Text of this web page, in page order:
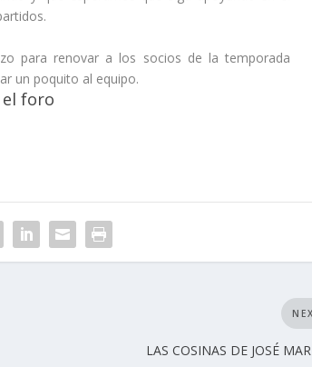
para renovar a los socios de la temporada
un poquito al equipo.
el foro
LAS COSINAS DE JOSÉ